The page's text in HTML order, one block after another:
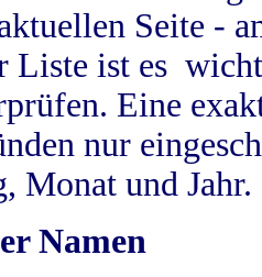
Seite -
Liste ist es
Eine
nur
Monat und Jahr.
Namen